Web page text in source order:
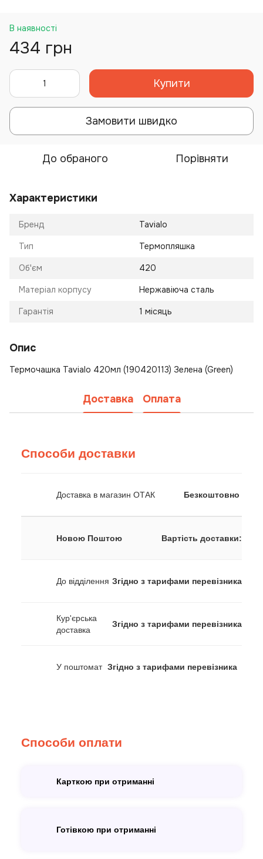
В наявності
434 грн
Купити
Замовити швидко
До обраного Порівняти
Характеристики
Бренд Tavialo
Тип Термопляшка
Об'єм 420
Матеріал корпусу Нержавіюча сталь
Гарантія 1 місяць
Опис
Термочашка Tavialo 420мл (190420113) Зелена (Green)
Доставка Оплата
Способи доставки
Доставка в магазин ОТАК Безкоштовно
Новою Поштою Вартість доставки:
До відділення Згідно з тарифами перевізника
Кур'єрська
доставка
Згідно з тарифами перевізника
У поштомат Згідно з тарифами перевізника
Способи оплати
Карткою при отриманні
Готівкою при отриманні